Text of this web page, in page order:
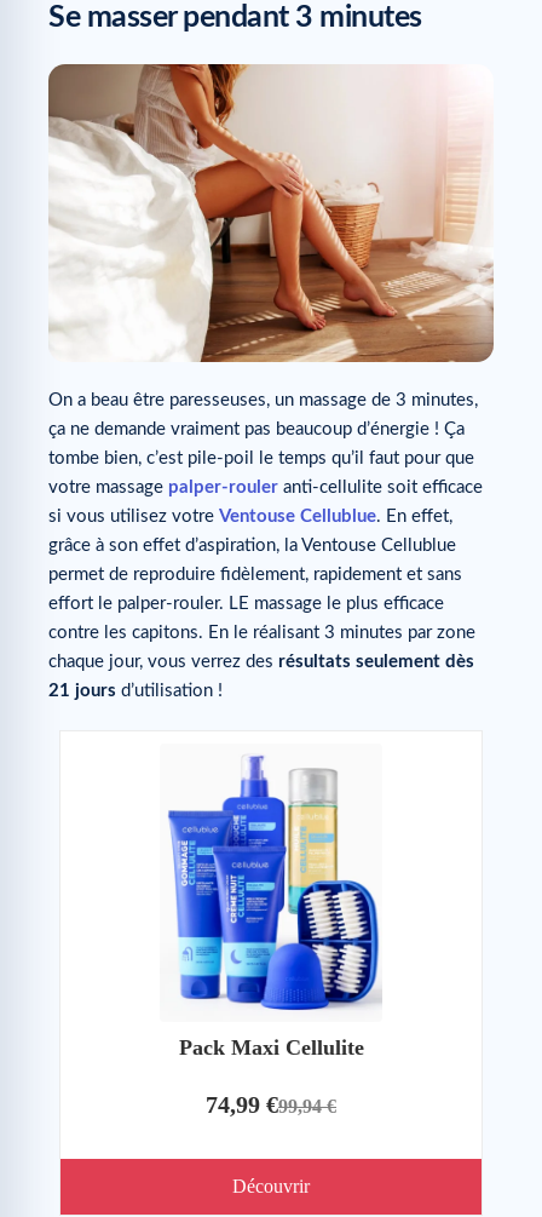
Se masser pendant 3 minutes
On a beau être paresseuses, un massage de 3 minutes,
ça ne demande vraiment pas beaucoup d’énergie ! Ça
tombe bien, c’est pile-poil le temps qu’il faut pour que
votre massage palper-rouler anti-cellulite soit efficace
si vous utilisez votre Ventouse Cellublue. En effet,
grâce à son effet d’aspiration, la Ventouse Cellublue
permet de reproduire fidèlement, rapidement et sans
effort le palper-rouler. LE massage le plus efficace
contre les capitons. En le réalisant 3 minutes par zone
chaque jour, vous verrez des résultats seulement dès
21 jours d’utilisation !
Pack Maxi Cellulite
74,99 €99,94 €
Découvrir